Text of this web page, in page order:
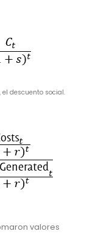
el descuento social.
valores